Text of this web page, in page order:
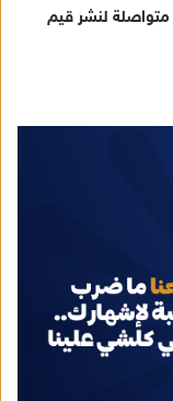
متواصلة لنشر قيم